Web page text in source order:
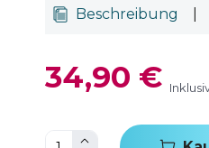
Beschreibung
34,90 €